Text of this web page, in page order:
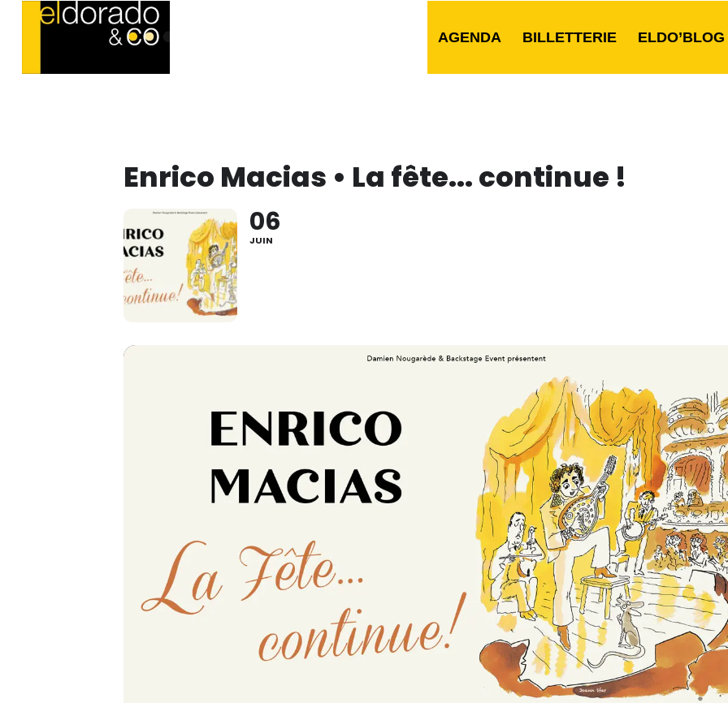
AGENDA BILLETTERIE ELDO’BLOG
Enrico Macias • La fête... continue !
06
JUIN